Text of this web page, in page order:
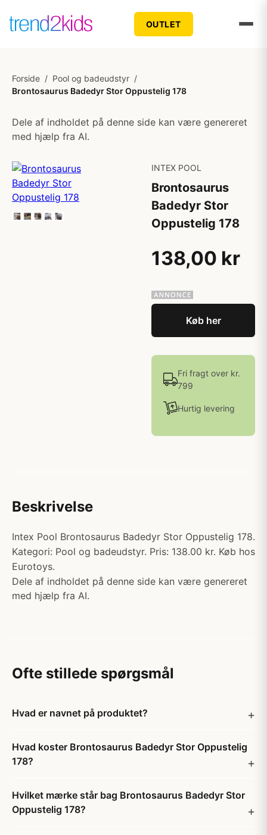
OUTLET
Forside / Pool og badeudstyr /
Brontosaurus Badedyr Stor Oppustelig 178
Dele af indholdet på denne side kan være genereret
med hjælp fra AI.
INTEX POOL
Brontosaurus
Badedyr Stor
Oppustelig 178
138,00 kr
Køb her
Fri fragt over kr.
799
Hurtig levering
Beskrivelse
Intex Pool Brontosaurus Badedyr Stor Oppustelig 178.
Kategori: Pool og badeudstyr. Pris: 138.00 kr. Køb hos
Eurotoys.
Dele af indholdet på denne side kan være genereret
med hjælp fra AI.
Ofte stillede spørgsmål
Hvad er navnet på produktet?
Hvad koster Brontosaurus Badedyr Stor Oppustelig
178?
Hvilket mærke står bag Brontosaurus Badedyr Stor
Oppustelig 178?